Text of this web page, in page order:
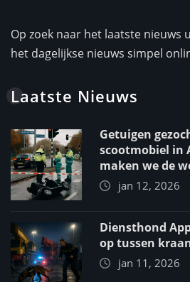
Op zoek naar het laatste nieuws
het dagelijkse nieuws simpel
Laatste Nieuws
Getuigen
scootmobiel in
maken we de
jan 12, 2026
Diensthond
op tussen
jan 11, 2026